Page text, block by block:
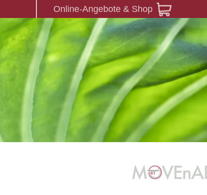
Online-Angebote & Shop